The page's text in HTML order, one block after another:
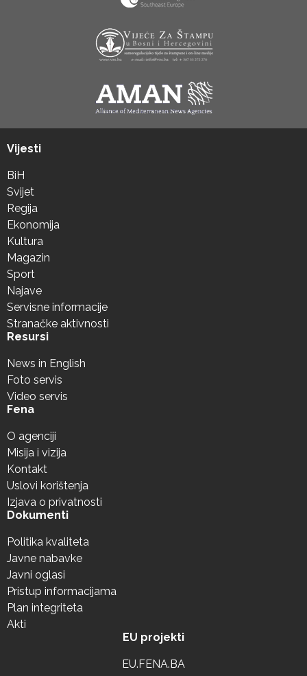
Vijesti
BiH
Svijet
Regija
Ekonomija
Kultura
Magazin
Sport
Najave
Servisne informacije
Stranačke aktivnosti
Resursi
News in English
Foto servis
Video servis
Fena
O agenciji
Misija i vizija
Kontakt
Uslovi korištenja
Izjava o privatnosti
Dokumenti
Politika kvaliteta
Javne nabavke
Javni oglasi
Pristup informacijama
Plan integriteta
Akti
EU projekti
EU.FENA.BA